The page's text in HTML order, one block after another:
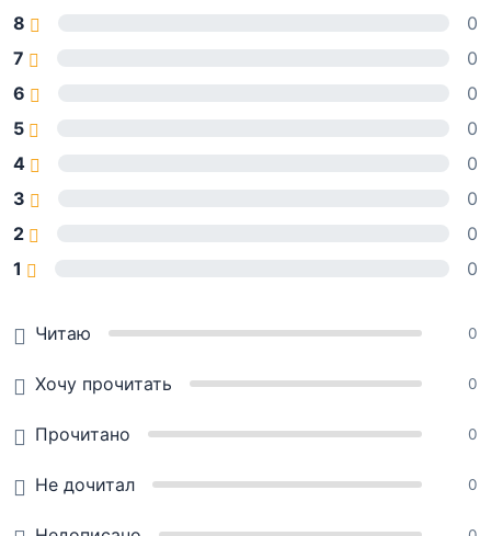
8
0
7
0
6
0
5
0
4
0
3
0
2
0
1
0
Читаю 0
Хочу прочитать 0
Прочитано 0
Не дочитал 0